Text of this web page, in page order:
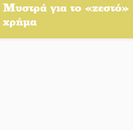
Μπαρόκ μελωδίες κάτω
Μυστρά για το «ζεστό»
χρήμα